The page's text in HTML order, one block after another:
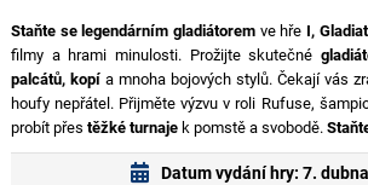
Staňte se legendárním gladiátoremve hře I,
filmy a hrami minulosti. Prožijte skutečné
palcátů, kopía mnoha bojových stylů. Čekají vás
houfy nepřátel. Přijměte výzvu v roli Rufuse,
probít přes těžké turnajek pomstě a svobodě.
Datum vydání hry: 7.